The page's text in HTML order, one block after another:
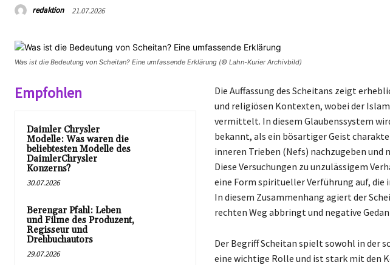
redaktion 21.07.2026
Was ist die Bedeutung von Scheitan? Eine umfassende Erklärung (© Lahn-Kurier Archivbild)
Empfohlen
Daimler Chrysler
Modelle: Was waren die
beliebtesten Modelle des
DaimlerChrysler
Konzerns?
30.07.2026
Berengar Pfahl: Leben
und Filme des Produzent,
Regisseur und
Drehbuchautors
29.07.2026
Die Auffassung des Scheitans zeigt
und religiösen Kontexten, wobei der
vermittelt. In diesem Glaubenssystem
bekannt, als ein bösartiger Geist
inneren Trieben (Nefs) nachzugeben
Diese Versuchungen zu unzulässigem
eine Form spiritueller Verführung auf, die
In diesem Zusammenhang agiert der
rechten Weg abbringt und negative
Der Begriff Scheitan spielt sowohl in der
eine wichtige Rolle und ist stark mit den